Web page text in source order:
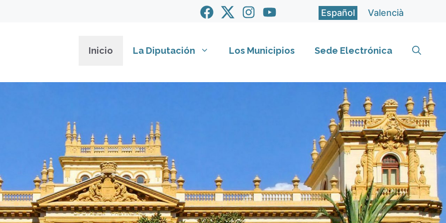
Español Valencià
Inicio La Diputación Los Municipios Sede Electrónica